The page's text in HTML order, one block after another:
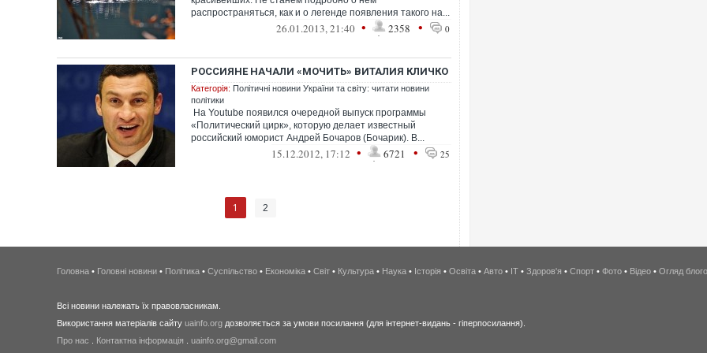
распространяться, как и о легенде появления такого на...
26.01.2013, 21:40 • 2358 • 0
РОССИЯНЕ НАЧАЛИ «МОЧИТЬ» ВИТАЛИЯ КЛИЧКО
Категорія: Політичні новини України та світу: читати новини
політики
На Youtube появился очередной выпуск программы
«Политический цирк», которую делает известный
российский юморист Андрей Бочаров (Бочарик). В...
15.12.2012, 17:12 • 6721 • 25
1 2
Головна • Головні новини • Політика • Суспільство • Економіка • Світ • Культура • Наука • Історія • Освіта • Авто • IT • Здоров'я • Спорт • Фото • Відео • Огляд
Всі новини належать їх правовласникам.
Використання матеріалів сайту uainfo.org дозволяється за умови посилання (для інтернет-видань - гіперпосилання).
Про нас
Контактна інформація uainfo.org@gmail.com